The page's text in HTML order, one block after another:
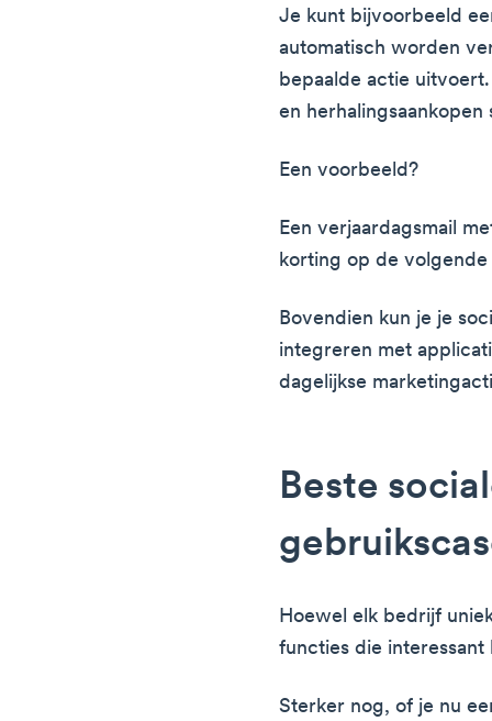
Je kunt bijvoorbeeld
automatisch worden
bepaalde actie
en herhalingsaankopen
Een voorbeeld?
Een verjaardagsmail
korting op de volgende
Bovendien kun je je
integreren met
dagelijkse
Beste
Hoewel elk bedrijf
functies die
Sterker nog, of je nu